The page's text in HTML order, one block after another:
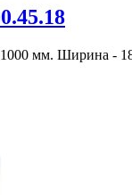
мм. Ширина -